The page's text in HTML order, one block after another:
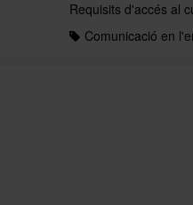
Requisits d'accés al
Comunicació en